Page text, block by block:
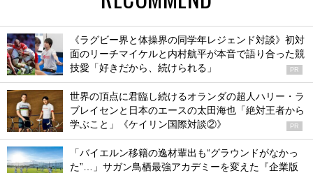
《ラグビー界と体操界の同学年レジェンド対談》初対
面のリーチマイケルと内村航平が本音で語り合った競
技愛「好きだから、続けられる」
PR
世界の頂点に君臨し続けるオランダの超人ハリー・ラ
ブレイセンと日本のエースの太田海也「絶対王者から
学ぶこと」《ケイリン国際対談②》
PR
「バイエルン移籍の逸材輩出も“グラウンドがなかっ
た”…」サガン鳥栖最強アカデミーを変えた『企業版